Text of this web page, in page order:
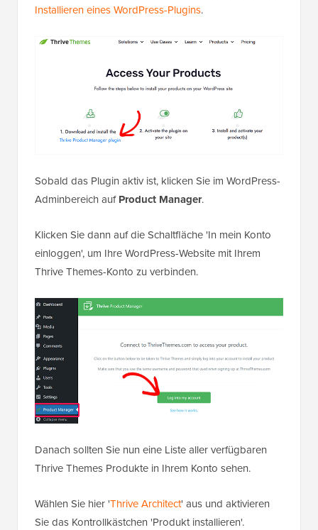
Installieren eines WordPress-Plugins.
Sobald das Plugin aktiv ist, klicken Sie im WordPress-
Adminbereich aufProduct Manager.
Klicken Sie dann auf die Schaltfläche 'In mein Konto
einloggen', um Ihre WordPress-Website mit Ihrem
Thrive Themes-Konto zu verbinden.
Danach sollten Sie nun eine Liste aller verfügbaren
Thrive Themes Produkte in Ihrem Konto sehen.
Wählen Sie hier 'Thrive Architect' aus und aktivieren
Sie das Kontrollkästchen 'Produkt installieren'.